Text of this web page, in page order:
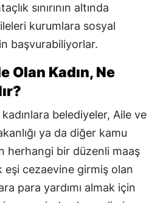
sınırının altında
kurumlara sosyal
başvurabiliyorlar.
Olan Kadın, Ne
belediyeler, Aile ve
ya da diğer kamu
herhangi bir düzenli maaş
eşi cezaevine girmiş olan
para yardımı almak için